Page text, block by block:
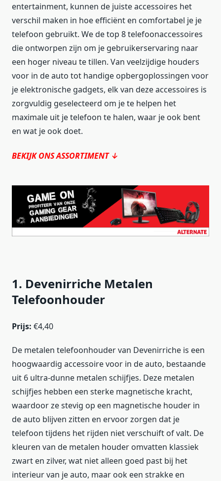
entertainment, kunnen de juiste accessoires het
verschil maken in hoe efficiënt en comfortabel je je
telefoon gebruikt. We de top 8 telefoonaccessoires
die ontworpen zijn om je gebruikerservaring naar
een hoger niveau te tillen. Van veelzijdige houders
voor in de auto tot handige opbergoplossingen voor
je elektronische gadgets, elk van deze accessoires is
zorgvuldig geselecteerd om je te helpen het
maximale uit je telefoon te halen, waar je ook bent
en wat je ook doet.
BEKIJK ONS ASSORTIMENT ↓
1. Devenirriche Metalen
Telefoonhouder
Prijs: €4,40
De metalen telefoonhouder van Devenirriche is een
hoogwaardig accessoire voor in de auto, bestaande
uit 6 ultra-dunne metalen schijfjes. Deze metalen
schijfjes hebben een sterke magnetische kracht,
waardoor ze stevig op een magnetische houder in
de auto blijven zitten en ervoor zorgen dat je
telefoon tijdens het rijden niet verschuift of valt. De
kleuren van de metalen houder omvatten klassiek
zwart en zilver, wat niet alleen goed past bij het
interieur van je auto, maar ook een strakke en